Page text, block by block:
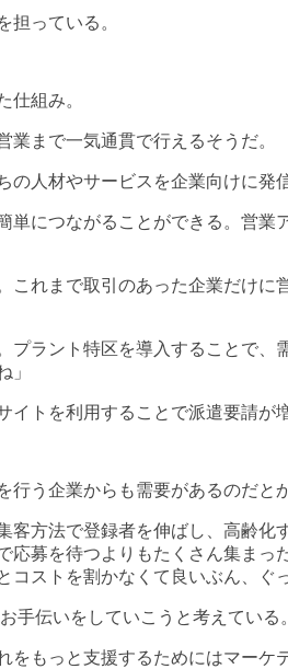
担っている。
仕組み。
まで一気通貫で行えるそうだ。
人材やサービスを企業向けに発
につながることができる。営
れまで取引のあった企業だけ
ラント特区を導入することで
」
トを利用することで派遣要請が
う企業からも需要があるのだとか
客方法で登録者を伸ばし、高齢
募を待つよりもたくさん集ま
ストを割かなくて良いぶん、ぐ
伝いをしていこうと考えてい
もっと支援するためにはマー